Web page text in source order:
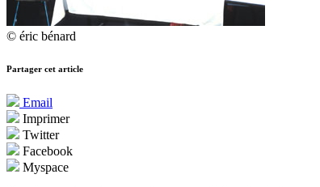
© éric bénard
Partager cet article
Email
Imprimer
Twitter
Facebook
Myspace